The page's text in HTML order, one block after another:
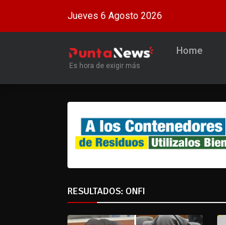
Jueves 6 Agosto 2026
Es hora de exigir más
Home
RESULTADOS: ONFI